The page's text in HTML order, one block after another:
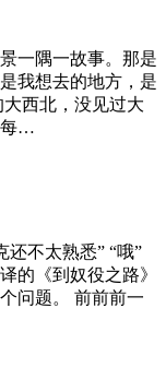
一隅一故事。那是
我想去的地方，是
西北，没见过大
每…
还不太熟悉” “哦”
的《到奴役之路》
问题。 前前前一